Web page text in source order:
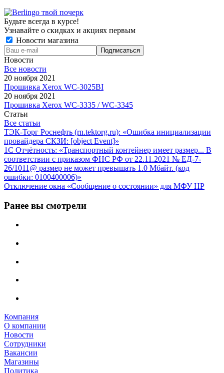
Будьте всегда в курсе!
Узнавайте о скидках и акциях первым
Новости магазина
Новости
Все новости
20 ноября 2021
Прошивка Xerox WC-3025BI
20 ноября 2021
Прошивка Xerox WC-3335 / WC-3345
Статьи
Все статьи
ТЭК-Торг Роснефть (rn.tektorg.ru): «Ошибка инициализации
провайдера СКЗИ: [object Event]»
1С Отчётность: «Транспортный контейнер имеет размер... В
соответствии с приказом ФНС РФ от 22.11.2021 № ЕД-7-
26/1011@ размер не может превышать 1.0 Мбайт. (код
ошибки: 0100400006)»
Отключение окна «Сообщение о состоянии» для МФУ HP
Ранее вы смотрели
Компания
О компании
Новости
Сотрудники
Вакансии
Магазины
Политика